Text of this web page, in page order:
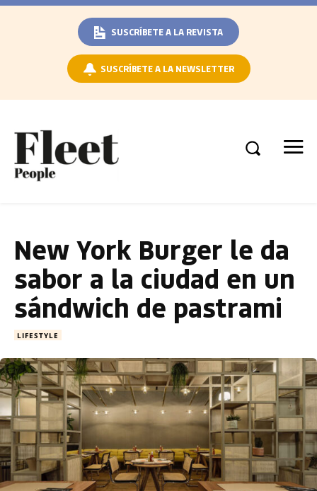
SUSCRÍBETE A LA REVISTA
SUSCRÍBETE A LA NEWSLETTER
New York Burger le da
sabor a la ciudad en un
sándwich de pastrami
LIFESTYLE